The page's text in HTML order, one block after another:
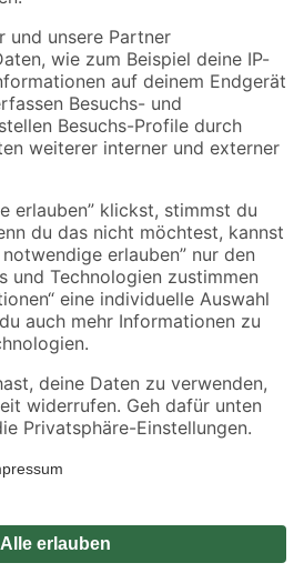
Versandarten
MwSt.. Die dargestellten Angebote sind unter
Die angegebenen Verfügbarkeiten beziehen
gilt nicht für Artikel mit Speditionsversand, hier
Impressum
Vertrag widerrufen